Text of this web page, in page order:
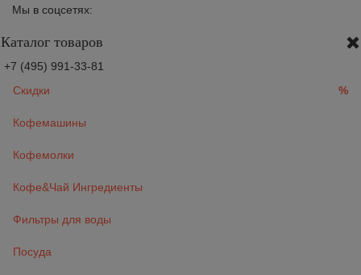
Мы в соцсетях:
Каталог товаров
+7 (495) 991-33-81
Скидки
%
Кофемашины
Кофемолки
Кофе&Чай Ингредиенты
Фильтры для воды
Посуда